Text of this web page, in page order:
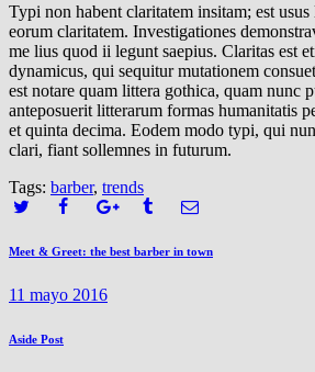
Typi non habent claritatem insitam; est
eorum claritatem. Investigationes
me lius quod ii legunt saepius. Claritas est
dynamicus, qui sequitur mutationem
est notare quam littera gothica, quam nunc
anteposuerit litterarum formas humanitatis
et quinta decima. Eodem modo typi, qui
clari, fiant sollemnes in futurum.
Tags: barber, trends
Navegación
de
Previous
Meet & Greet: the best barber in town
11 mayo 2016
Next
Aside Post